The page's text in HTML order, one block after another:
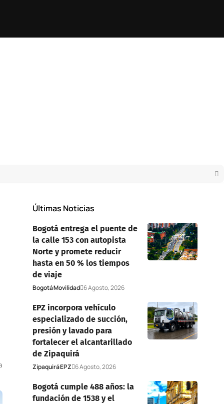
Últimas Noticias
Bogotá entrega el puente de
la calle 153 con autopista
Norte y promete reducir
hasta en 50 % los tiempos
de viaje
BogotáMovilidad 6 Agosto, 2026
EPZ incorpora vehículo
especializado de succión,
presión y lavado para
fortalecer el alcantarillado
de Zipaquirá
ZipaquiráEPZ 6 Agosto, 2026
Bogotá cumple 488 años: la
fundación de 1538 y el